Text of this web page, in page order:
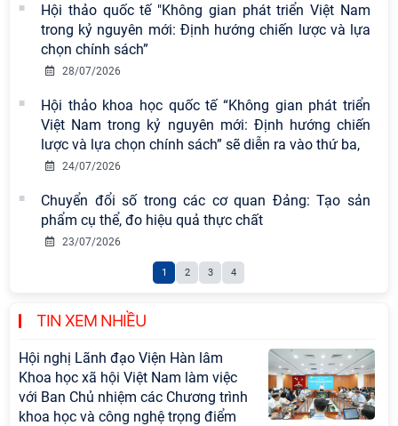
Hội thảo quốc tế "Không gian phát triển Việt Nam
trong kỷ nguyên mới: Định hướng chiến lược và lựa
chọn chính sách”
28/07/2026
Hội thảo khoa học quốc tế “Không gian phát triển
Việt Nam trong kỷ nguyên mới: Định hướng chiến
lược và lựa chọn chính sách” sẽ diễn ra vào thứ ba,
24/07/2026
Chuyển đổi số trong các cơ quan Đảng: Tạo sản
phẩm cụ thể, đo hiệu quả thực chất
23/07/2026
1 2 3 4
TIN XEM NHIỀU
Đảng ủy Viện Hàn lâm Khoa học xã
hội Việt Nam sơ kết công tác 6 tháng
đầu năm và triển khai nhiệm vụ
Hội thảo khoa học quốc tế “Không
gian phát triển Việt Nam trong kỷ
nguyên mới: Định hướng chiến lược
vào thứ ba, ngày 28/7/2026
Tọa đàm Giao lưu chuyên đề về
những kinh nghiệm quan trọng của
Đảng Cộng sản Trung Quốc và Đảng
sự nghiệp xây dựng chủ nghĩa xã hội
Hội nghị Lãnh đạo Viện Hàn lâm
Khoa học xã hội Việt Nam làm việc
với Ban Chủ nhiệm các Chương trình
khoa học và công nghệ trọng điểm